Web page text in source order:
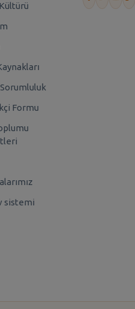
Formu
sistemi